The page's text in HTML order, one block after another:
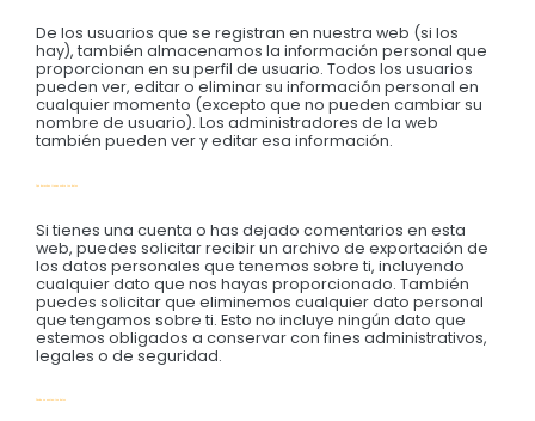
De los usuarios que se registran en nuestra web (si los
hay), también almacenamos la información personal que
proporcionan en su perfil de usuario. Todos los usuarios
pueden ver, editar o eliminar su información personal en
cualquier momento (excepto que no pueden cambiar su
nombre de usuario). Los administradores de la web
también pueden ver y editar esa información.
Qué derechos tienes sobre tus datos
Si tienes una cuenta o has dejado comentarios en esta
web, puedes solicitar recibir un archivo de exportación de
los datos personales que tenemos sobre ti, incluyendo
cualquier dato que nos hayas proporcionado. También
puedes solicitar que eliminemos cualquier dato personal
que tengamos sobre ti. Esto no incluye ningún dato que
estemos obligados a conservar con fines administrativos,
legales o de seguridad.
Dónde se envían tus datos